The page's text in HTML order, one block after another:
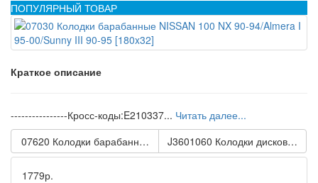
ПОПУЛЯРНЫЙ ТОВАР
Краткое описание
----------------Кросс-коды:E210337... Читать далее...
07620 Колодки барабанные MITSUBISHI L200 96-, L400
J3601060 Колодки дисковые
1779р.